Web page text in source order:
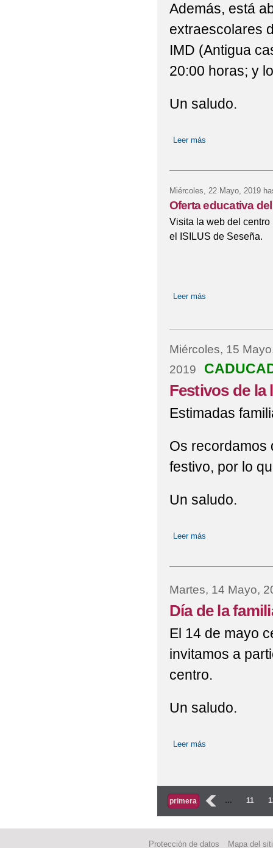
Además, está
extraescolares
IMD (Antigua
20:00 horas; y
Un saludo.
Leer más
Miércoles, 22 Mayo, 2019
Oferta educativa
Visita la web del
el ISILUS de Seseña.
Leer más
Miércoles, 15
2019
Festivos de la
Estimadas
Os recordamos
festivo, por lo
Un saludo.
Leer más
Martes, 14 Mayo,
Día de la
El 14 de mayo
invitamos a
centro.
Un saludo.
Leer más
Páginas
primera ‹ … 11
Protección de datos Mapa del